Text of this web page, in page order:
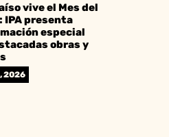
vive el Mes del
IPA presenta
especial
obras y
2026